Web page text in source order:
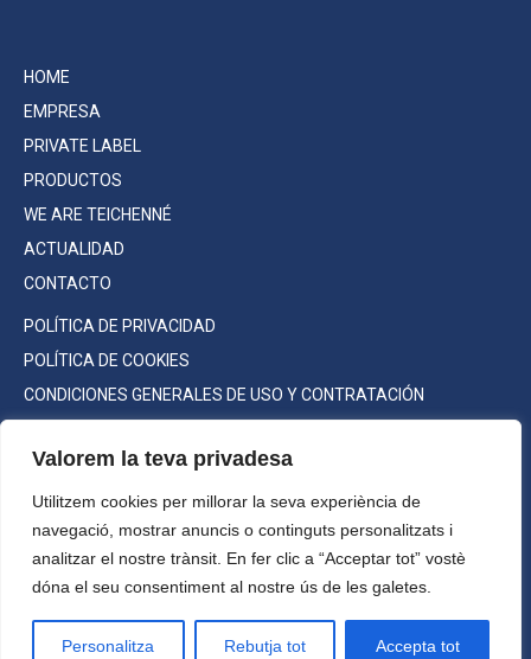
Valorem la teva privadesa
Utilitzem cookies per millorar la seva experiència de
navegació, mostrar anuncis o continguts personalitzats i
analitzar el nostre trànsit. En fer clic a “Acceptar tot” vostè
dóna el seu consentiment al nostre ús de les galetes.
Personalitza Rebutja tot Accepta tot
HOME
EMPRESA
PRIVATE LABEL
PRODUCTOS
WE ARE TEICHENNÉ
ACTUALIDAD
CONTACTO
POLÍTICA DE PRIVACIDAD
POLÍTICA DE COOKIES
CONDICIONES GENERALES DE USO Y CONTRATACIÓN
Máxima graduación a la venta:
Alc. 70% vol.
Consumo responsable
©2022 Teichenné S.A. Todos los
derechos reservados.